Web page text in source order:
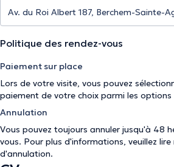
Politique des rendez-vous
Paiement sur place
Lors de votre visite, vous pouvez
paiement de votre choix parmi les options
Annulation
Vous pouvez toujours annuler jusqu'à 48
vous. Pour plus d'informations, veuillez
d'annulation.